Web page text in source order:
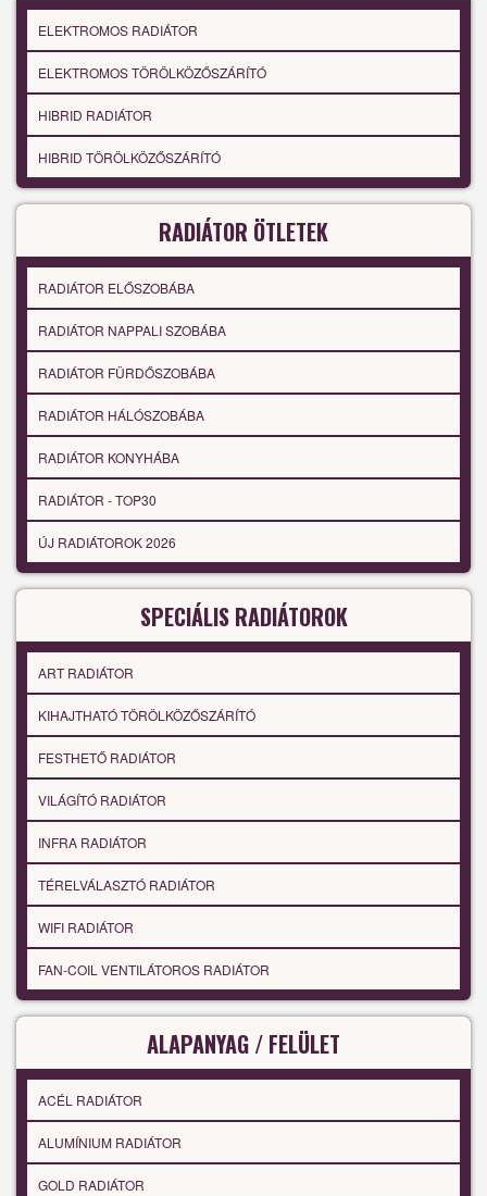
ELEKTROMOS RADIÁTOR
ELEKTROMOS TÖRÖLKÖZŐSZÁRÍTÓ
HIBRID RADIÁTOR
HIBRID TÖRÖLKÖZŐSZÁRÍTÓ
RADIÁTOR ÖTLETEK
RADIÁTOR ELŐSZOBÁBA
RADIÁTOR NAPPALI SZOBÁBA
RADIÁTOR FÜRDŐSZOBÁBA
RADIÁTOR HÁLÓSZOBÁBA
RADIÁTOR KONYHÁBA
RADIÁTOR - TOP30
ÚJ RADIÁTOROK 2026
SPECIÁLIS RADIÁTOROK
ART RADIÁTOR
KIHAJTHATÓ TÖRÖLKÖZŐSZÁRÍTÓ
FESTHETŐ RADIÁTOR
VILÁGÍTÓ RADIÁTOR
INFRA RADIÁTOR
TÉRELVÁLASZTÓ RADIÁTOR
WIFI RADIÁTOR
FAN-COIL VENTILÁTOROS RADIÁTOR
ALAPANYAG / FELÜLET
ACÉL RADIÁTOR
ALUMÍNIUM RADIÁTOR
GOLD RADIÁTOR